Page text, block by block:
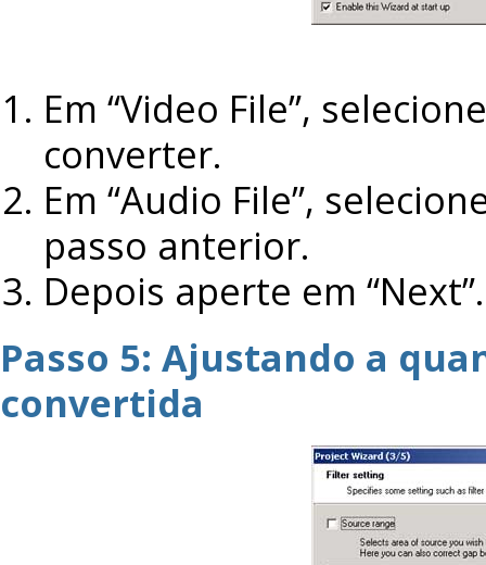
Em “Video File”,
converter.
Em “Audio File”,
passo anterior.
Depois aperte em “Next”.
Passo 5: Ajustando a
convertida